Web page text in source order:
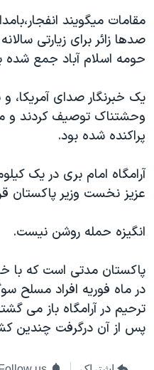
جستجوویژه برنامه‌ها
ویدیوها
فرهنگ و زندگی
حقوق شهروندی
اقتصادی
علم و فناوری
اسرائیل در جنگ
گالری عکس
۲۵۰سالگی آمریکا
بایگانی برنامه‌های تلویزیونی
مستندها
انتخابات ریاست جمهوری آمریکا
حمله جمهوری اسلامی به
رمز مهسا
ورزش زنان در ایران
اعتراضات زن، زندگی، آزادی
دادگاه حمید نوری
چهل سال گروگان‌گیری
قانون شفافیت دارائی کادر
یادگیری زبان انگلیسی
دنبال کنید
مقامات ميگويند
صدها زائر برای زيارتی
حومه اسلام آباد جمع شده
يک خبرنگار صدای آمريکا،
وحشتناک توصيف کردند و
پراکنده شده بود.
آرامگاه امام بری در يک
عزيز نخست وزير پاکستان
انگيزه حمله روشن نيست.
پاکستان مدتی است که
در ماه فوريه افراد مسلح
ترحيم در آرامگاه باز می
پس از آن درگرفت چندين